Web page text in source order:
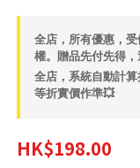
全店，所有優惠，
權。贈品先付先得，
全店，系統自動計
等折實價作準💥
HK$198.00